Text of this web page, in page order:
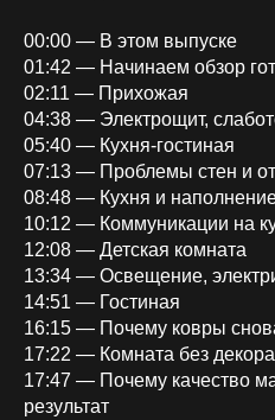
00:00 — В этом выпуске
01:42 — Начинаем обзор
02:11 — Прихожая
04:38 — Электрощит,
05:40 — Кухня-гостиная
07:13 — Проблемы стен и
08:48 — Кухня и
10:12 — Коммуникации на
12:08 — Детская комната
13:34 — Освещение,
14:51 — Гостиная
16:15 — Почему ковры
17:22 — Комната без декора
17:47 — Почему качество
результат